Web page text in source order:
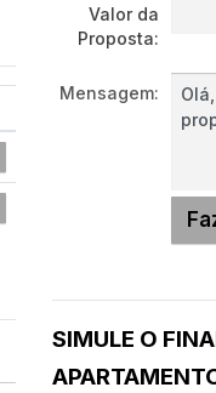
Valor da
Proposta:
Mensagem:
SIMULE O